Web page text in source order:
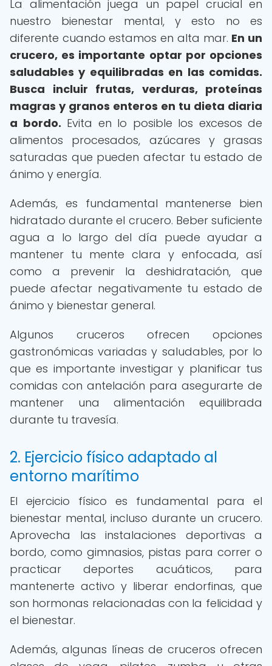
La alimentación juega un papel crucial en
nuestro bienestar mental, y esto no es
diferente cuando estamos en alta mar. En un
crucero, es importante optar por opciones
saludables y equilibradas en las comidas.
Busca incluir frutas, verduras, proteínas
magras y granos enteros en tu dieta diaria
a bordo. Evita en lo posible los excesos de
alimentos procesados, azúcares y grasas
saturadas que pueden afectar tu estado de
ánimo y energía.
Además, es fundamental mantenerse bien
hidratado durante el crucero. Beber suficiente
agua a lo largo del día puede ayudar a
mantener tu mente clara y enfocada, así
como a prevenir la deshidratación, que
puede afectar negativamente tu estado de
ánimo y bienestar general.
Algunos cruceros ofrecen opciones
gastronómicas variadas y saludables, por lo
que es importante investigar y planificar tus
comidas con antelación para asegurarte de
mantener una alimentación equilibrada
durante tu travesía.
2. Ejercicio físico adaptado al
entorno marítimo
El ejercicio físico es fundamental para el
bienestar mental, incluso durante un crucero.
Aprovecha las instalaciones deportivas a
bordo, como gimnasios, pistas para correr o
practicar deportes acuáticos, para
mantenerte activo y liberar endorfinas, que
son hormonas relacionadas con la felicidad y
el bienestar.
Además, algunas líneas de cruceros ofrecen